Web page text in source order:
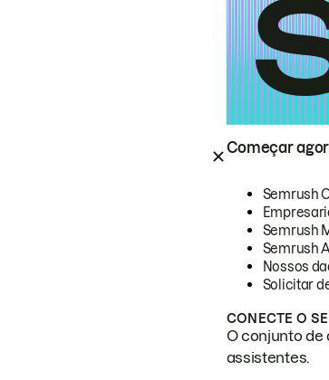
Começar
Semrush
Semrush
Semrush
Nossos
Solicitar
CONECTE O
O conjunto de
assistentes.